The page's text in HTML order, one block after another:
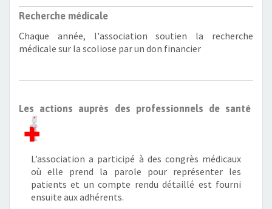
Recherche médicale
Chaque année, l'association soutien la recherche
médicale sur la scoliose par un don financier
Les actions auprès des professionnels de santé
L’association a participé à des congrès médicaux
où elle prend la parole pour représenter les
patients et un compte rendu détaillé est fourni
ensuite aux adhérents.